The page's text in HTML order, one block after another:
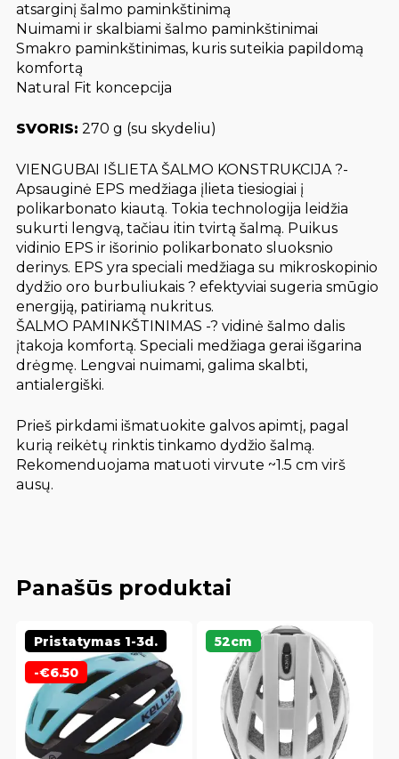
atsarginį šalmo paminkštinimą
Nuimami ir skalbiami šalmo paminkštinimai
Smakro paminkštinimas, kuris suteikia papildomą
komfortą
Natural Fit koncepcija
SVORIS: 270 g (su skydeliu)
VIENGUBAI IŠLIETA ŠALMO KONSTRUKCIJA ?-
Apsauginė EPS medžiaga įlieta tiesiogiai į
polikarbonato kiautą. Tokia technologija leidžia
sukurti lengvą, tačiau itin tvirtą šalmą. Puikus
vidinio EPS ir išorinio polikarbonato sluoksnio
derinys. EPS yra speciali medžiaga su mikroskopinio
dydžio oro burbuliukais ? efektyviai sugeria smūgio
energiją, patiriamą nukritus.
ŠALMO PAMINKŠTINIMAS -? vidinė šalmo dalis
įtakoja komfortą. Speciali medžiaga gerai išgarina
drėgmę. Lengvai nuimami, galima skalbti,
antialergiški.
Prieš pirkdami išmatuokite galvos apimtį, pagal
kurią reikėtų rinktis tinkamo dydžio šalmą.
Rekomenduojama matuoti virvute ~1.5 cm virš
ausų.
Panašūs produktai
Pristatymas 1-3d.
-€6.50
52cm